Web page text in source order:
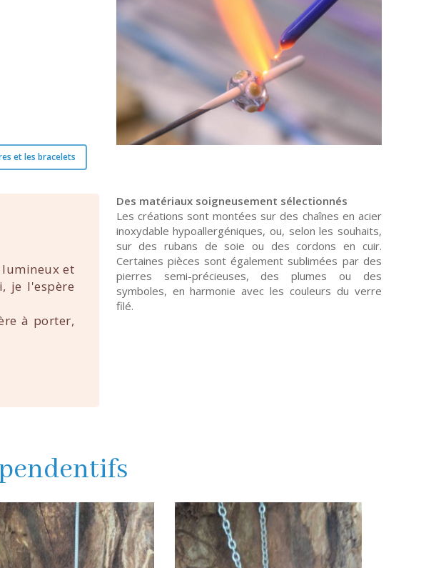
et les bracelets
lumineux et
je l'espère
à porter,
Des matériaux soigneusement sélectionnés
Les créations sont montées sur des chaînes en acier
inoxydable hypoallergéniques, ou, selon les souhaits,
sur des rubans de soie ou des cordons en cuir.
Certaines pièces sont également sublimées par des
pierres semi-précieuses, des plumes ou des
symboles, en harmonie avec les couleurs du verre
filé.